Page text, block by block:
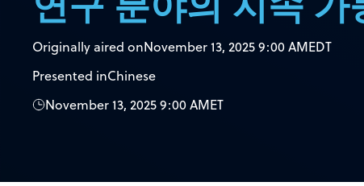
Originally aired onNovember 13, 2025 9:00 AMEDT
Presented inChinese
November 13, 2025 9:00 AMET